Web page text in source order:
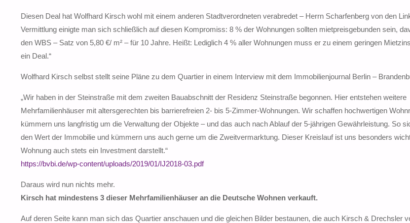
Diesen Deal hat Wolfhard Kirsch wohl mit einem anderen Stadtverordneten verabredet – Herrn Scharfenberg von den
Vermittlung einigte man sich schließlich auf diesen Kompromiss: 8 % der Wohnungen sollten mietpreisgebunden sein,
den WBS – Satz von 5,80 €/ m² – für 10 Jahre. Heißt: Lediglich 4 % aller Wohnungen muss er zu einem geringen
ein Deal.“
Wolfhard Kirsch selbst stellt seine Pläne zu dem Quartier in einem Interview mit dem Immobilienjournal Berlin –
„Wir haben in der Steinstraße mit dem zweiten Bauabschnitt der Residenz Steinstraße begonnen. Hier entstehen weitere
Mehrfamilienhäuser mit altersgerechten bis barrierefreien 2- bis 5-Zimmer-Wohnungen. Wir schaffen hochwertigen
kümmern uns langfristig um die Verwaltung der Objekte – und das auch nach Ablauf der 5-jährigen Gewährleistung. So
den Wert der Immobilie und kümmern uns auch gerne um die Zweitvermarktung. Dieser Kreislauf ist uns besonders
Wohnung auch stets ein Investment darstellt.“
https://bvbi.de/wp-content/uploads/2019/01/IJ2018-03.pdf
Daraus wird nun nichts mehr.
Kirsch hat mindestens 3 dieser Mehrfamilienhäuser an die Deutsche Wohnen verkauft.
Auf deren Seite kann man sich das Quartier anschauen und die gleichen Bilder bestaunen, die auch Kirsch & Drechsler